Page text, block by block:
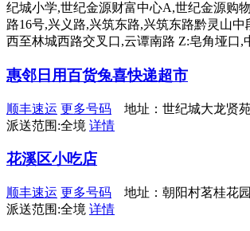
纪城小学,世纪金源财富中心A,世纪金源购
路16号,兴义路,兴筑东路,兴筑东路黔灵山
西至林城西路交叉口,云谭南路 Z:皂角垭口
惠邻日用百货兔喜快递超市
顺丰速运 更多号码 地址：世纪城大龙贤
派送范围:全境 详情
花溪区小吃店
顺丰速运 更多号码 地址：朝阳村茗桂花
派送范围:全境 详情